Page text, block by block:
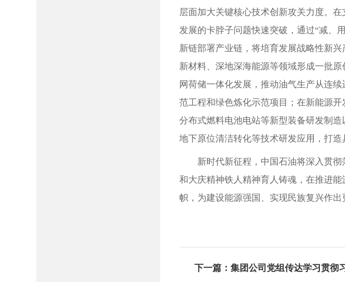
层面加大关键核心技术创新攻关力度。
发展的卡脖子问题快速突破，通过“减、
新链部署产业链，将培育发展战略性新
新材料、深地深海能源等领域形成一批
网荷储一体化发展，推动油气生产从连
范工程和绿色炼化示范项目；在新能源
分布式燃料电池电站等新型装备研发制
地下原位清洁转化等技术研发应用，打
新时代新征程，中国石油将深入贯
和大庆精神铁人精神育人铸魂，在推进
帜，为建设能源强国、实现民族复兴作出
下一篇：集团公司党组传达学习贯彻